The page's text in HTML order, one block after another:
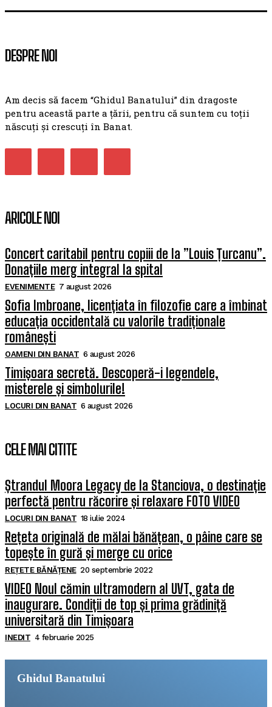
DESPRE NOI
Am decis să facem “Ghidul Banatului” din dragoste
pentru această parte a țării, pentru că suntem cu toții
născuți și crescuți în Banat.
ARICOLE NOI
Concert caritabil pentru copiii de la ”Louis Țurcanu”.
Donațiile merg integral la spital
EVENIMENTE 7 august 2026
Sofia Imbroane, licențiata în filozofie care a îmbinat
educația occidentală cu valorile tradiționale
românești
OAMENI DIN BANAT 6 august 2026
Timișoara secretă. Descoperă-i legendele,
misterele și simbolurile!
LOCURI DIN BANAT 6 august 2026
CELE MAI CITITE
Ștrandul Moora Legacy de la Stanciova, o destinație
perfectă pentru răcorire și relaxare FOTO VIDEO
LOCURI DIN BANAT 18 iulie 2024
Rețeta originală de mălai bănățean, o pâine care se
topește în gură și merge cu orice
REȚETE BĂNĂȚENE 20 septembrie 2022
VIDEO Noul cămin ultramodern al UVT, gata de
inaugurare. Condiții de top și prima grădiniță
universitară din Timișoara
INEDIT 4 februarie 2025
Ghidul Banatului